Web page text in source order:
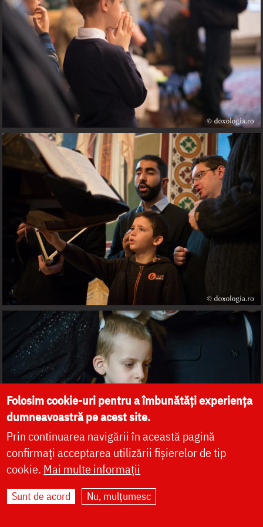
Folosim cookie-uri pentru a îmbunătăți experiența
dumneavoastră pe acest site.
Prin continuarea navigării în această pagină
confirmați acceptarea utilizării fișierelor de tip
cookie. Mai multe informații
Sunt de acord Nu, mulțumesc